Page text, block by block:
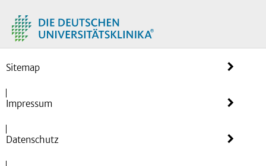
Sitemap
Impressum
Datenschutz